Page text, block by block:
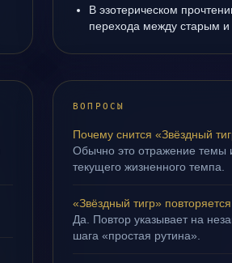
В эзотерическом
перехода между старым
ВОПРОСЫ
Почему снится «Звёздный
Обычно это отражение темы
текущего жизненного темпа.
«Звёздный тигр»
Да. Повтор указывает на
шага «простая рутина».